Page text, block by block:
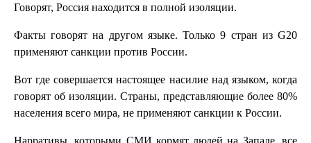
Говорят, Россия находится в полной изоляции.
Факты говорят на другом языке. Только 9 стран из G20
применяют санкции против России.
Вот где совершается настоящее насилие над языком, когда
говорят об изоляции. Страны, представляющие более 80%
населения всего мира, не применяют санкции к России.
Нарративы, которыми СМИ кормят людей на Западе, все